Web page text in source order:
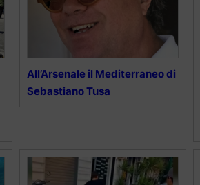
All’Arsenale il Mediterraneo di
Sebastiano Tusa